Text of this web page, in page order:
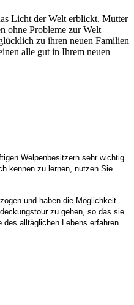
Licht der Welt erblickt. Mutter
ohne Probleme zur Welt
zu ihren neuen Familien
alle gut in Ihrem neuen
Welpenbesitzern sehr wichtig
kennen zu lernen, nutzen Sie
und haben die Möglichkeit
zu gehen, so das sie
alltäglichen Lebens erfahren.